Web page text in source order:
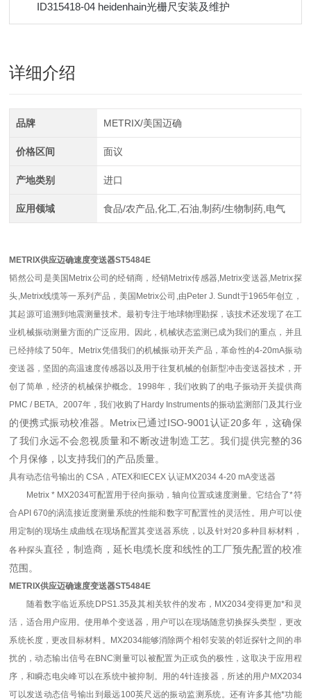
ID315418-04 heidenhain光栅尺安装及维护
详细介绍
品牌 METRIX/美国迈确
价格区间 面议
产地类别 进口
应用领域 食品/农产品,化工,石油,制药/生物制药,电气
METRIX供应迈确速度变送器ST5484E
韬然公司是美国Metrix公司的经销商，经销Metrix传感器,Metrix变送器,Metrix探
头,Metrix线缆等一系列产品，美国Metrix公司,由Peter J. Sundt于1965年创立，
其起源可追溯到地震测量技术。最初专注于地球物理勘探，该技术还发现了在工
业机械振动测量方面的广泛应用。因此，机械状态监测已成为我们的重点，并且
已经持续了50年。Metrix凭借我们的机械振动开关产品，革命性的4-20mA振动
变送器，坚固的高温速度传感器以及用于往复机械的创新型冲击变送器技术，开
创了简单，经济的机械保护概念。1998年，我们收购了的电子振动开关提供商
PMC / BETA。2007年，我们收购了Hardy Instruments的振动监测部门及其行业
的便携式振动校准器。Metrix已通过ISO-9001认证20多年，这确保
了我们永远不会忽视质量和不断改进制造工艺。我们提供完整的36
个月保修，以支持我们的产品质量。
具有动态信号输出的 CSA，ATEX和IECEX 认证MX2034 4-20 mA变送器
Metrix * MX2034可配置用于径向振动，轴向位置或速度测量。它结合了*符
合API 670的涡流接近度测量系统的性能和数字可配置性的灵活性。用户可以使
用定制的现场生成曲线在现场配置其变送器系统，以及针对20多种目标材料，
各种探头直径，制造商，延长电缆长度和线性的工厂预先配置的校准
范围。
METRIX供应迈确速度变送器ST5484E
随着数字临近系统DPS1.35及其相关软件的发布，MX2034变得更加*和灵
活，适合用户应用。使用单个变送器，用户可以在现场随意切换探头类型，更改
系统长度，更改目标材料。MX2034能够消除两个相邻安装的邻近探针之间的串
扰的，动态输出信号在BNC测量可以被配置为正或负的极性，这取决于应用程
序，和瞬态电尖峰可以在系统中被抑制。用的4针连接器，所述的用户MX2034
可以发送动态信号输出到最远100英尺远的振动监测系统。还有许多其他*功能